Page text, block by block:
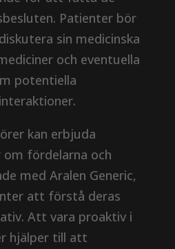
Patienter bör
sin medicinska
och eventuella
potentiella
kan erbjuda
fördelarna och
med Aralen Generic,
att förstå deras
Att vara proaktiv i
hjälper till att